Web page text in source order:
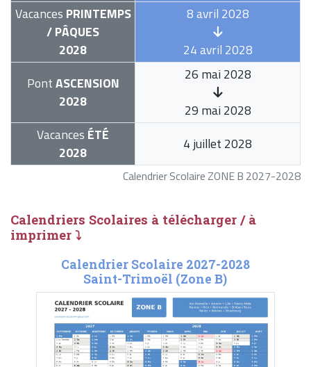
Calendrier Scolaire ZONE B 2027-2028
Vacances PRINTEMPS
/ PÂQUES
2028
8 avril 2028
24 avril 2028
PontASCENSION
2028
26 mai 2028
29 mai 2028
Vacances ÉTÉ
2028
4 juillet 2028
Calendriers Scolaires à télécharger / à
imprimer ⤵
Calendrier Scolaire 2027-2028
Saint-Trimoël (Zone B)